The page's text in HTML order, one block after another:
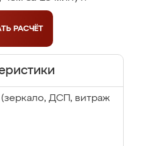
РАСЧЁТ
ДСП, витраж